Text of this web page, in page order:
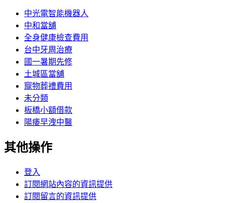
中光電智能機器人
中和當舖
全身健康檢查費用
台中牙周治療
國一暑期先修
土城區當舖
寵物葬禮費用
未分類
板橋小額借款
陽痿早洩中醫
其他操作
登入
訂閱網站內容的資訊提供
訂閱留言的資訊提供